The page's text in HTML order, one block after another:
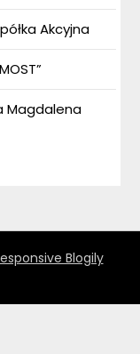
Akcyjna
Magdalena
Blogily